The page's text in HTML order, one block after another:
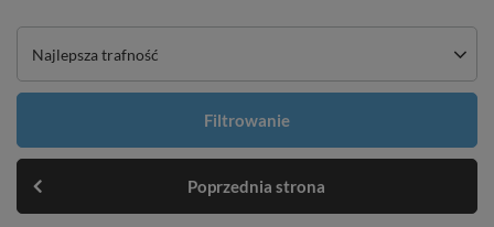
Zmień sortowanie
Najlepsza trafność
Filtrowanie
Poprzednia strona